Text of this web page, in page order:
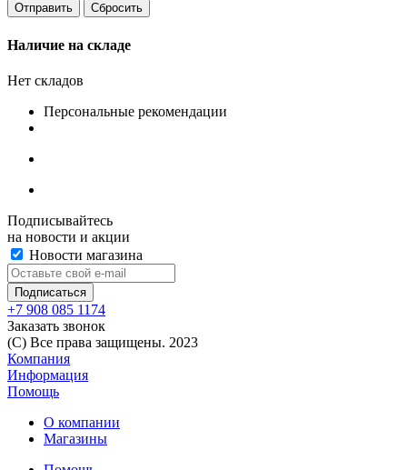
Сбросить
Наличие на складе
Нет складов
Персональные рекомендации
Подписывайтесь
на новости и акции
Новости магазина
+7 908 085 1174
Заказать звонок
(C) Все права защищены. 2023
Компания
Информация
Помощь
О компании
Магазины